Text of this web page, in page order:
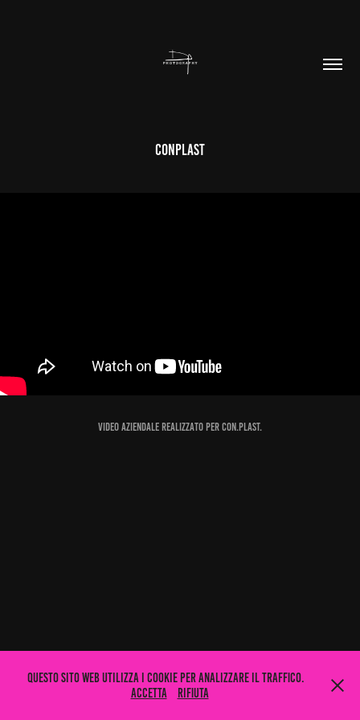
Conplast
Video aziendale realizzato per Con.Plast.
Questo sito web utilizza i cookie per analizzare il traffico.
Accetta
Rifiuta